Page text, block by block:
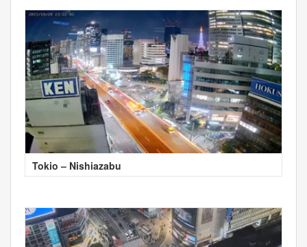
Tokio – Nishiazabu